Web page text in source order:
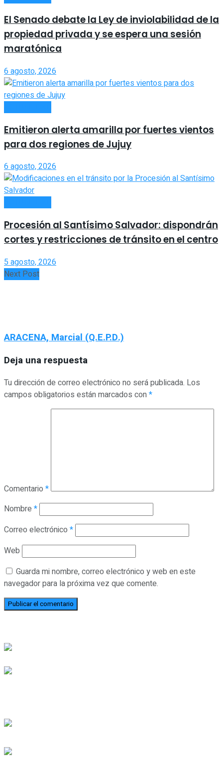
El Senado debate la Ley de inviolabilidad de la
propiedad privada y se espera una sesión
maratónica
6 agosto, 2026
Emitieron alerta amarilla por fuertes vientos
para dos regiones de Jujuy
6 agosto, 2026
Procesión al Santísimo Salvador: dispondrán
cortes y restricciones de tránsito en el centro
5 agosto, 2026
Next Post
ARACENA, Marcial (Q.E.P.D.)
Deja una respuesta
Tu dirección de correo electrónico no será publicada. Los
campos obligatorios están marcados con*
Comentario *
Nombre *
Correo electrónico *
Web
Guarda mi nombre, correo electrónico y web en este
navegador para la próxima vez que comente.